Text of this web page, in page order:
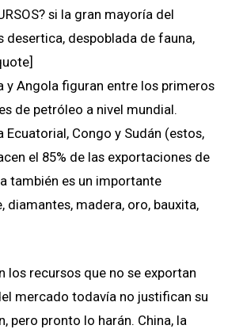
si la gran mayoría del
despoblada de fauna,
y Angola figuran entre los primeros
de petróleo a nivel mundial.
Ecuatorial, Congo y Sudán (estos,
el 85% de las exportaciones de
también es un importante
diamantes, madera, oro, bauxita,
los recursos que no se exportan
mercado todavía no justifican su
pero pronto lo harán. China, la